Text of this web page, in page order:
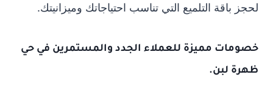
لحجز باقة التلميع التي تناسب احتياجاتك وميزانيتك.
خصومات مميزة للعملاء الجدد والمستمرين في حي
ظهرة لبن.